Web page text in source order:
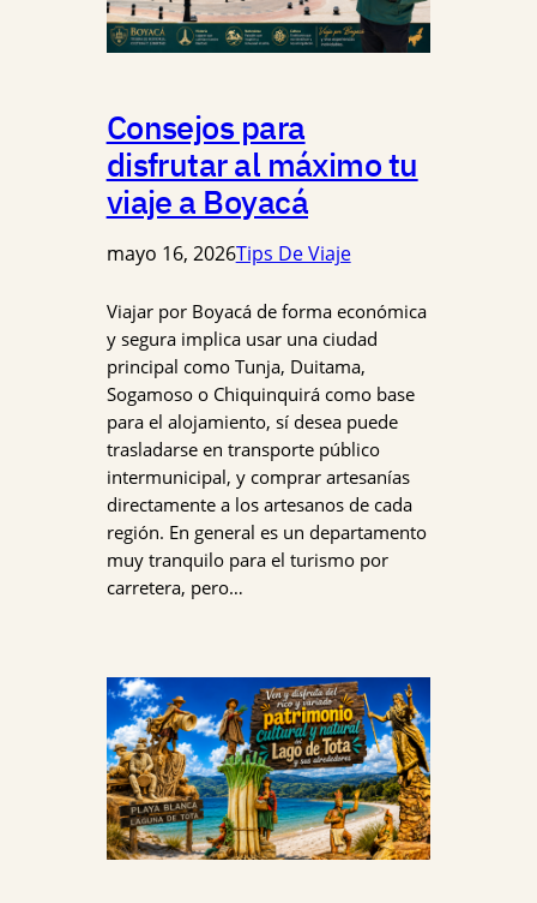
Consejos para
disfrutar al máximo tu
viaje a Boyacá
mayo 16, 2026Tips De Viaje
Viajar por Boyacá de forma económica
y segura implica usar una ciudad
principal como Tunja, Duitama,
Sogamoso o Chiquinquirá como base
para el alojamiento, sí desea puede
trasladarse en transporte público
intermunicipal, y comprar artesanías
directamente a los artesanos de cada
región. En general es un departamento
muy tranquilo para el turismo por
carretera, pero…